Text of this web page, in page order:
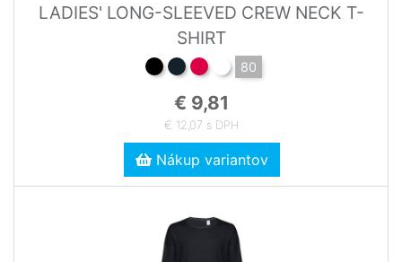
LADIES' LONG-SLEEVED CREW NECK T-
SHIRT
80
€ 9,81
€ 12,07 s DPH
Nákup variantov